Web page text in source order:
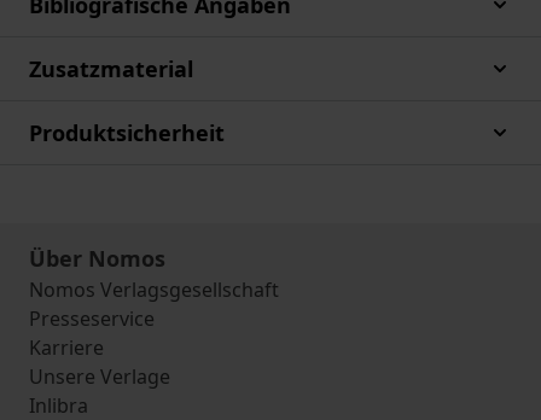
Zusatzmaterial
Produktsicherheit
Über Nomos
Nomos Verlagsgesellschaft
Presseservice
Karriere
Unsere Verlage
Inlibra